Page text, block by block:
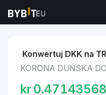
Rynki Cena TRON TRX
Konwertuj DKK na
KORONA DUŃSKA
kr